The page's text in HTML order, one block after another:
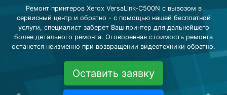
Ремонт принтеров Xerox VersaLink-C500N с вывозом в
сервисный центр и обратно - с помощью нашей бесплатной
услуги, специалист заберет Ваш принтер для дальнейшего
более детального ремонта. Оговоренная стоимость ремонта
останется неизменно при возвращении видеотехники обратно.
Оставить заявку